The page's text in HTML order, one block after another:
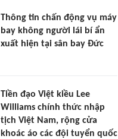
Thông tin chấn động vụ máy
bay không người lái bí ẩn
xuất hiện tại sân bay Đức
Tiền đạo Việt kiều Lee
Williams chính thức nhập
tịch Việt Nam, rộng cửa
khoác áo các đội tuyển quốc